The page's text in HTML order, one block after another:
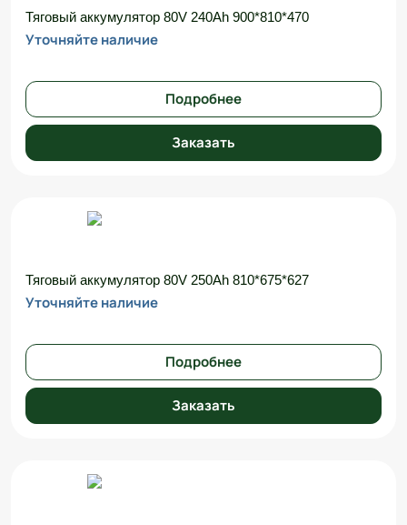
Тяговый аккумулятор 80V 240Ah 900*810*470
Уточняйте наличие
Подробнее
Заказать
Тяговый аккумулятор 80V 250Ah 810*675*627
Уточняйте наличие
Подробнее
Заказать